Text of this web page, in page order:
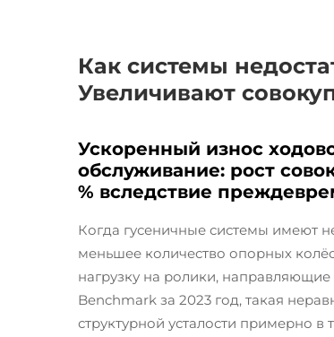
Как системы
Увеличивают
Ускоренный износ
обслуживание: рост
% вследствие
Когда гусеничные системы имеют
меньшее количество опорных
нагрузку на ролики, направляющие
Benchmark за 2023 год, такая
структурной усталости примерно в